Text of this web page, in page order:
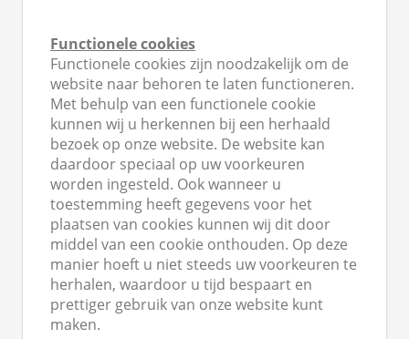
Functionele cookies
Functionele cookies zijn noodzakelijk om de
website naar behoren te laten functioneren.
Met behulp van een functionele cookie
kunnen wij u herkennen bij een herhaald
bezoek op onze website. De website kan
daardoor speciaal op uw voorkeuren
worden ingesteld. Ook wanneer u
toestemming heeft gegevens voor het
plaatsen van cookies kunnen wij dit door
middel van een cookie onthouden. Op deze
manier hoeft u niet steeds uw voorkeuren te
herhalen, waardoor u tijd bespaart en
prettiger gebruik van onze website kunt
maken.
over
op
gebruikt
te
Hierdoor
website-